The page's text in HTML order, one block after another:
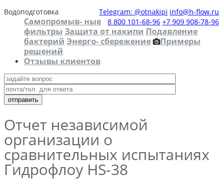
Водоподготовка Telegram: @otnakipi info@h-flow.ru
8 800 101-68-96 +7 909 908-78-96
Самопромыв- ные
фильтры Защита от накипи Подавление
бактерий Энерго- сбережение
Примеры
решений
Отзывы клиентов
Отчет независимой
организации о
сравнительных испытаниях
Гидрофлоу HS-38